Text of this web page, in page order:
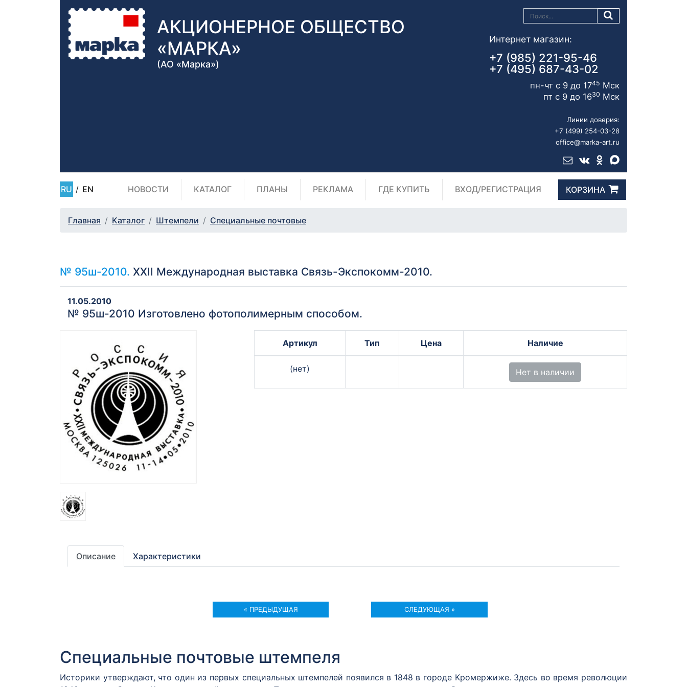
АКЦИОНЕРНОЕ ОБЩЕСТВО
«МАРКА»
(АО «Марка»)
Интернет магазин:
+7 (985) 221-95-46
+7 (495) 687-43-02
пн-чт с 9 до 1745 Мск
пт с 9 до 1630 Мск
Линии доверия:
+7 (499) 254-03-28
office@marka-art.ru
RU / EN НОВОСТИ КАТАЛОГ ПЛАНЫ РЕКЛАМА ГДЕ КУПИТЬ ВХОД/РЕГИСТРАЦИЯ КОРЗИНА
Главная Каталог Штемпели Специальные почтовые
№ 95ш-2010. XXII Международная выставка Связь-Экспокомм-2010.
11.05.2010
№ 95ш-2010 Изготовлено фотополимерным способом.
Артикул Тип Цена Наличие
(нет) Нет в наличии
Описание Характеристики
« ПРЕДЫДУЩАЯ СЛЕДУЮЩАЯ »
Специальные почтовые штемпеля
Историки утверждают, что один из первых специальных штемпелей появился в 1848 в городе Кромержиже. Здесь во время революции